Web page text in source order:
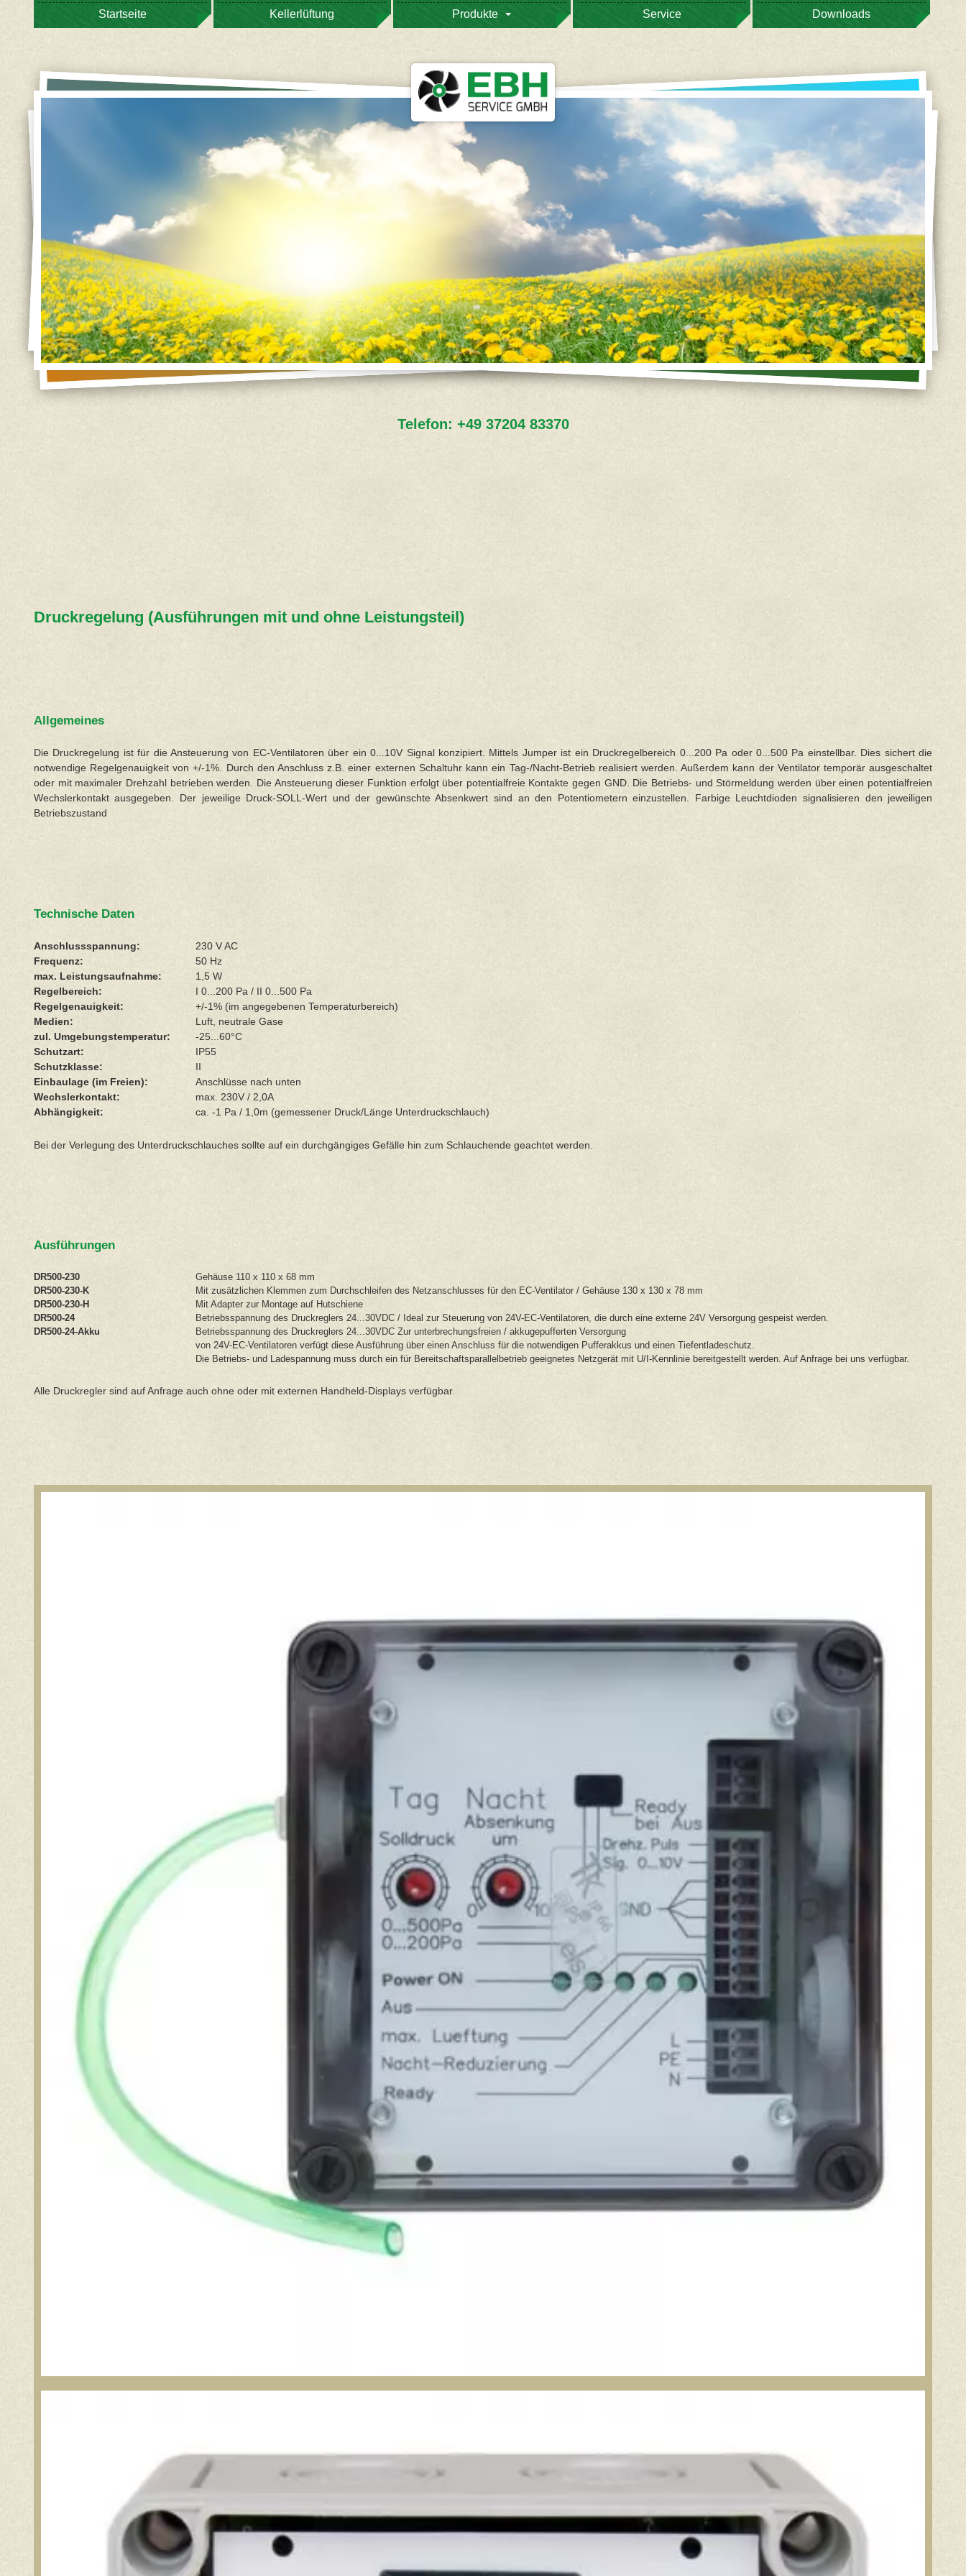
Startseite Kellerlüftung Produkte Service Downloads
Telefon: +49 37204 83370
Druckregelung (Ausführungen mit und ohne Leistungsteil)
Allgemeines
Die Druckregelung ist für die Ansteuerung von EC-Ventilatoren über ein 0...10V Signal konzipiert. Mittels Jumper ist ein Druckregelbereich 0...200 Pa oder 0...500 Pa einstellbar. Dies sichert die
notwendige Regelgenauigkeit von +/-1%. Durch den Anschluss z.B. einer externen Schaltuhr kann ein Tag-/Nacht-Betrieb realisiert werden. Außerdem kann der Ventilator temporär ausgeschaltet
oder mit maximaler Drehzahl betrieben werden. Die Ansteuerung dieser Funktion erfolgt über potentialfreie Kontakte gegen GND. Die Betriebs- und Störmeldung werden über einen potentialfreien
Wechslerkontakt ausgegeben. Der jeweilige Druck-SOLL-Wert und der gewünschte Absenkwert sind an den Potentiometern einzustellen. Farbige Leuchtdioden signalisieren den jeweiligen
Betriebszustand
Technische Daten
Anschlussspannung:
230 V AC
Frequenz:
50 Hz
max. Leistungsaufnahme:
1,5 W
Regelbereich:
I 0...200 Pa / II 0...500 Pa
Regelgenauigkeit:
+/-1% (im angegebenen Temperaturbereich)
Medien:
Luft, neutrale Gase
zul. Umgebungstemperatur:
-25...60°C
Schutzart:
IP55
Schutzklasse:
II
Einbaulage (im Freien):
Anschlüsse nach unten
Wechslerkontakt:
max. 230V / 2,0A
Abhängigkeit:
ca. -1 Pa / 1,0m (gemessener Druck/Länge Unterdruckschlauch)
Bei der Verlegung des Unterdruckschlauches sollte auf ein durchgängiges Gefälle hin zum Schlauchende geachtet werden.
Ausführungen
DR500-230
Gehäuse 110 x 110 x 68 mm
DR500-230-K
Mit zusätzlichen Klemmen zum Durchschleifen des Netzanschlusses für den EC-Ventilator / Gehäuse 130 x 130 x 78 mm
DR500-230-H
Mit Adapter zur Montage auf Hutschiene
DR500-24
Betriebsspannung des Druckreglers 24...30VDC / Ideal zur Steuerung von 24V-EC-Ventilatoren, die durch eine externe 24V Versorgung gespeist werden.
DR500-24-Akku
Betriebsspannung des Druckreglers 24...30VDC Zur unterbrechungsfreien / akkugepufferten Versorgung
von 24V-EC-Ventilatoren verfügt diese Ausführung über einen Anschluss für die notwendigen Pufferakkus und einen Tiefentladeschutz.
Die Betriebs- und Ladespannung muss durch ein für Bereitschaftsparallelbetrieb geeignetes Netzgerät mit U/I-Kennlinie bereitgestellt werden. Auf Anfrage bei uns verfügbar.
Alle Druckregler sind auf Anfrage auch ohne oder mit externen Handheld-Displays verfügbar.